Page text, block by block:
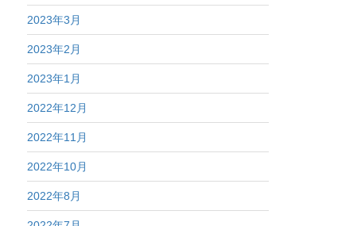
2023年3月
2023年2月
2023年1月
2022年12月
2022年11月
2022年10月
2022年8月